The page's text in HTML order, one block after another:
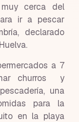
cerca del
ir a pescar
declarado
a 7
churros y
una
para la
en la playa